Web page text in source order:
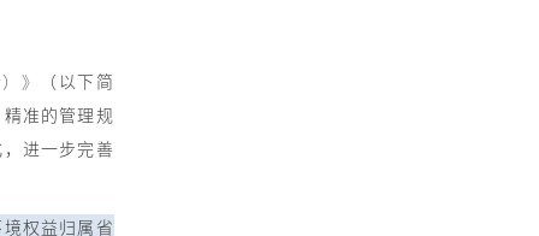
》
（以下简
准的管理规
进一步完善
权益归属省